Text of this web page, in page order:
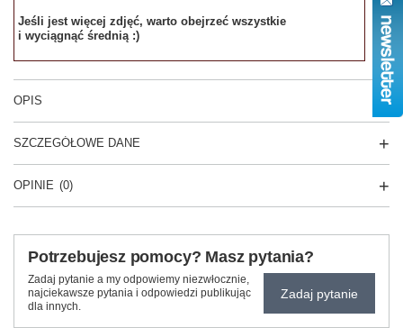
Jeśli jest więcej zdjęć, warto obejrzeć wszystkie
i wyciągnąć średnią :)
OPIS
SZCZEGÓŁOWE DANE
OPINIE (0)
Potrzebujesz pomocy? Masz pytania?
Zadaj pytanie a my odpowiemy niezwłocznie,
najciekawsze pytania i odpowiedzi publikując
dla innych.
Zadaj pytanie